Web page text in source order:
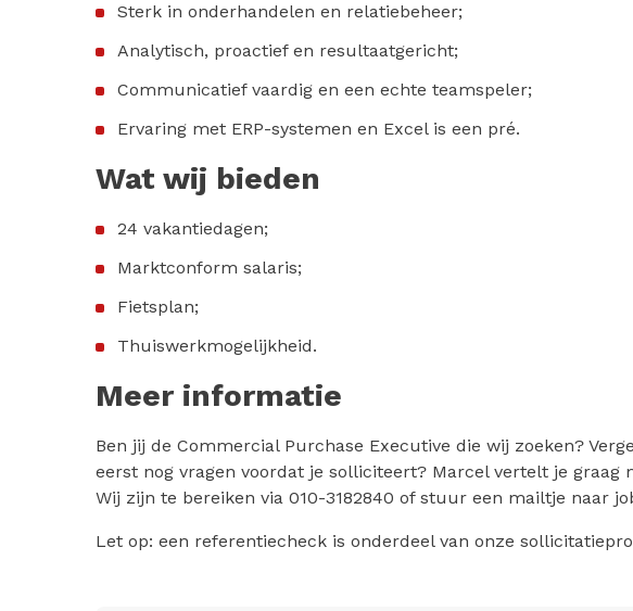
Sterk in onderhandelen en relatiebeheer;
Analytisch, proactief en resultaatgericht;
Communicatief vaardig en een echte teamspeler;
Ervaring met ERP-systemen en Excel is een pré.
Wat wij bieden
24 vakantiedagen;
Marktconform salaris;
Fietsplan;
Thuiswerkmogelijkheid.
Meer informatie
Ben jij de Commercial Purchase Executive die wij zoeken?
eerst nog vragen voordat je solliciteert? Marcel vertelt je
Wij zijn te bereiken via 010-3182840 of stuur een mailtje naar
Let op: een referentiecheck is onderdeel van onze